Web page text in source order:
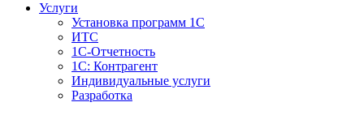
Услуги
Установка программ 1С
ИТС
1С-Отчетность
1С: Контрагент
Индивидуальные услуги
Разработка